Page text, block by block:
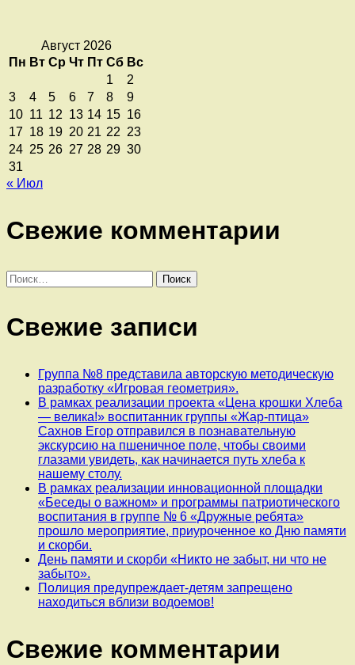
Август 2026
Пн Вт Ср Чт Пт Сб Вс
1
2
3
4 5 6 7 8
9
10 11 12 13 14 15 16
17 18 19 20 21 22 23
24 25 26 27 28 29 30
31
« Июл
Свежие комментарии
Найти:
Свежие записи
Группа №8 представила авторскую методическую
разработку «Игровая геометрия».
В рамках реализации проекта «Цена крошки Хлеба
— велика!» воспитанник группы «Жар-птица»
Сахнов Егор отправился в познавательную
экскурсию на пшеничное поле, чтобы своими
глазами увидеть, как начинается путь хлеба к
нашему столу.
В рамках реализации инновационной площадки
«Беседы о важном» и программы патриотического
воспитания в группе № 6 «Дружные ребята»
прошло мероприятие, приуроченное ко Дню памяти
и скорби.
День памяти и скорби «Никто не забыт, ни что не
забыто».
Полиция предупреждает-детям запрещено
находиться вблизи водоемов!
Свежие комментарии